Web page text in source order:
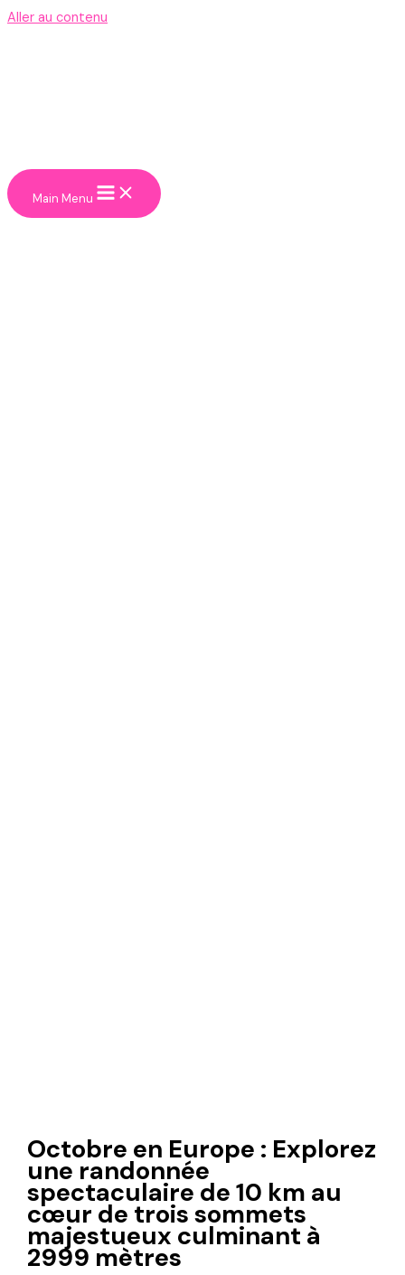
Aller au contenu
Main Menu
Octobre en Europe : Explorez
une randonnée
spectaculaire de 10 km au
cœur de trois sommets
majestueux culminant à
2999 mètres